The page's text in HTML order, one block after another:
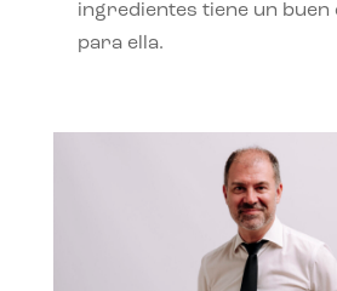
ingredientes tiene un buen
para ella.